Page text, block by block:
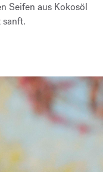
Seifen aus Kokosöl